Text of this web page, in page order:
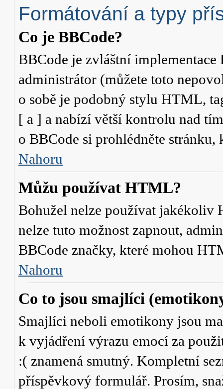
Formátování a typy
Co je BBCode?
BBCode je zvláštní
administrátor (můžete toto
o sobě je podobný stylu HTML,
[ a ] a nabízí větší kontrolu nad
o BBCode si prohlédněte
Nahoru
Můžu používat HTML?
Bohužel nelze používat jakékoliv
nelze tuto možnost zapnout,
BBCode značky, které mohou
Nahoru
Co to jsou smajlíci
Smajlíci neboli emotikony jsou
k vyjádření výrazu emocí za
:( znamená smutný. Kompletní
příspěvkový formulář. Prosím,